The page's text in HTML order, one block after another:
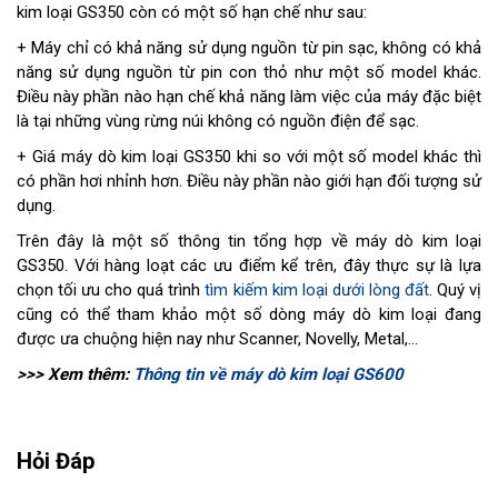
kim loại GS350 còn có một số hạn chế như sau:
+ Máy chỉ có khả năng sử dụng nguồn từ pin sạc, không có khả
năng sử dụng nguồn từ pin con thỏ như một số model khác.
Điều này phần nào hạn chế khả năng làm việc của máy đặc biệt
là tại những vùng rừng núi không có nguồn điện để sạc.
+ Giá máy dò kim loại GS350 khi so với một số model khác thì
có phần hơi nhỉnh hơn. Điều này phần nào giới hạn đối tượng sử
dụng.
Trên đây là một số thông tin tổng hợp về máy dò kim loại
GS350. Với hàng loạt các ưu điểm kể trên, đây thực sự là lựa
chọn tối ưu cho quá trìnhtìm kiếm kim loại dưới lòng đất. Quý vị
cũng có thể tham khảo một số dòng máy dò kim loại đang
được ưa chuộng hiện nay như Scanner, Novelly, Metal,...
>>> Xem thêm: Thông tin về máy dò kim loại GS600
Hỏi Đáp